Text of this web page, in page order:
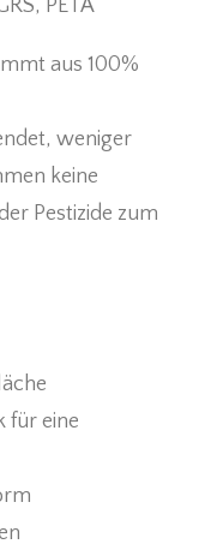
PETA
aus 100%
weniger
keine
Pestizide zum
für eine